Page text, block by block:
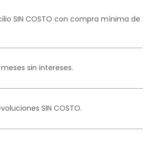
SIN COSTO con compra mínima de
sin intereses.
SIN COSTO.